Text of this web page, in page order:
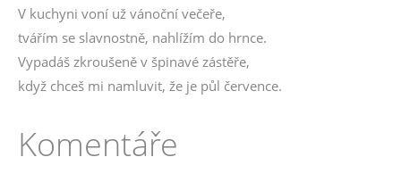
V kuchyni voní už vánoční večeře,
tvářím se slavnostně, nahlížím do hrnce.
Vypadáš zkroušeně v špinavé zástěře,
když chceš mi namluvit, že je půl července.
Komentáře